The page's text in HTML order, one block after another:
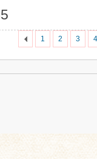
1 2 3 4